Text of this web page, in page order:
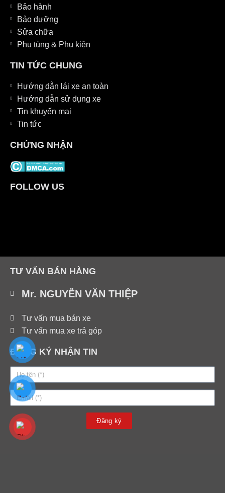
Bảo hành
Bảo dưỡng
Sửa chữa
Phụ tùng & Phụ kiện
TIN TỨC CHUNG
Hướng dẫn lái xe an toàn
Hướng dẫn sử dụng xe
Tin khuyến mại
Tin tức
CHỨNG NHẬN
FOLLOW US
TƯ VẤN BÁN HÀNG
Mr. NGUYỄN VĂN THIỆP
Tư vấn mua bán xe
Tư vấn mua xe trả góp
ĐĂNG KÝ NHẬN TIN
Đăng ký